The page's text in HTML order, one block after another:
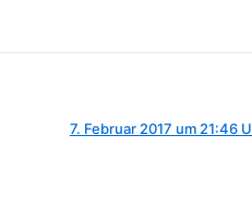
7. Februar 2017 um 21:46